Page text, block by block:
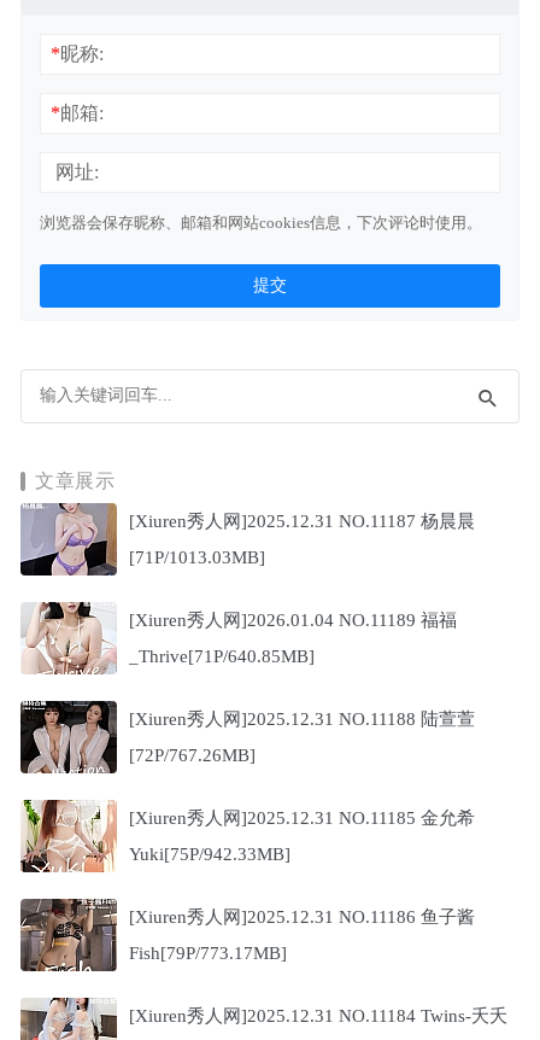
*昵称:
*邮箱:
网址:
浏览器会保存昵称、邮箱和网站cookies信息，下次评论时使用。
文章展示
[Xiuren秀人网]2025.12.31 NO.11187 杨晨晨
[71P/1013.03MB]
[Xiuren秀人网]2026.01.04 NO.11189 福福
_Thrive[71P/640.85MB]
[Xiuren秀人网]2025.12.31 NO.11188 陆萱萱
[72P/767.26MB]
[Xiuren秀人网]2025.12.31 NO.11185 金允希
Yuki[75P/942.33MB]
[Xiuren秀人网]2025.12.31 NO.11186 鱼子酱
Fish[79P/773.17MB]
[Xiuren秀人网]2025.12.31 NO.11184 Twins-夭夭